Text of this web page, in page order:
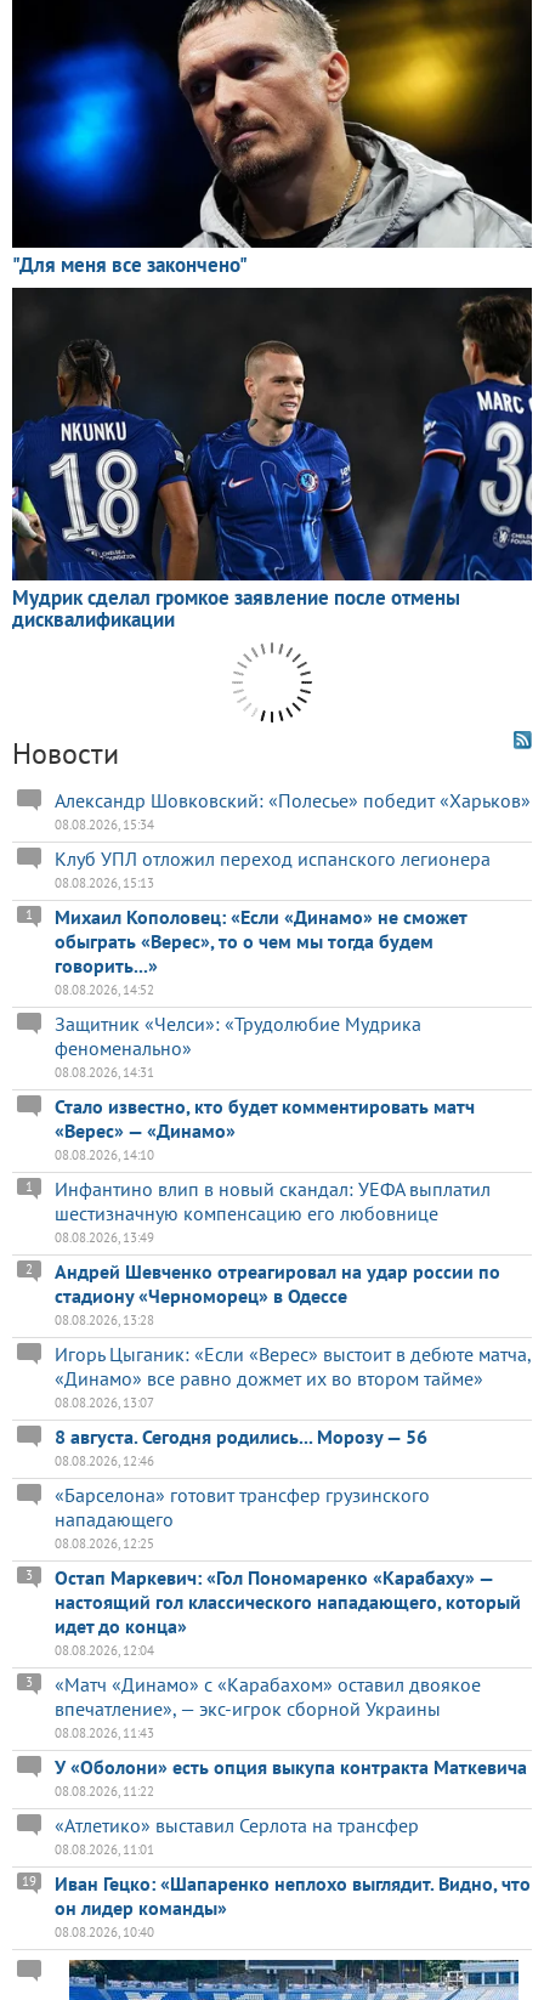
Новости
Александр Шовковский: «Полесье» победит «Харьков»
08.08.2026, 15:34
Клуб УПЛ отложил переход испанского легионера
08.08.2026, 15:13
Михаил Кополовец: «Если «Динамо» не сможет
обыграть «Верес», то о чем мы тогда будем
говорить...»
1
08.08.2026, 14:52
Защитник «Челси»: «Трудолюбие Мудрика
феноменально»
08.08.2026, 14:31
Стало известно, кто будет комментировать матч
«Верес» — «Динамо»
08.08.2026, 14:10
Инфантино влип в новый скандал: УЕФА выплатил
шестизначную компенсацию его любовнице
1
08.08.2026, 13:49
Андрей Шевченко отреагировал на удар россии по
стадиону «Черноморец» в Одессе
2
08.08.2026, 13:28
Игорь Цыганик: «Если «Верес» выстоит в дебюте матча,
«Динамо» все равно дожмет их во втором тайме»
08.08.2026, 13:07
8 августа. Сегодня родились... Морозу — 56
08.08.2026, 12:46
«Барселона» готовит трансфер грузинского
нападающего
08.08.2026, 12:25
Остап Маркевич: «Гол Пономаренко «Карабаху» —
настоящий гол классического нападающего, который
идет до конца»
3
08.08.2026, 12:04
«Матч «Динамо» с «Карабахом» оставил двоякое
впечатление», — экс-игрок сборной Украины
3
08.08.2026, 11:43
У «Оболони» есть опция выкупа контракта Маткевича
08.08.2026, 11:22
«Атлетико» выставил Серлота на трансфер
08.08.2026, 11:01
Иван Гецко: «Шапаренко неплохо выглядит. Видно, что
он лидер команды»
19
08.08.2026, 10:40